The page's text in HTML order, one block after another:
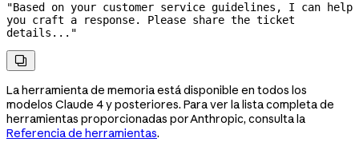
"Based on your customer service guidelines, I can help
you craft a response. Please share the ticket
details..."

La herramienta de memoria está disponible en todos los
modelos Claude 4 y posteriores. Para ver la lista completa de
herramientas proporcionadas por Anthropic, consulta la
Referencia de herramientas.